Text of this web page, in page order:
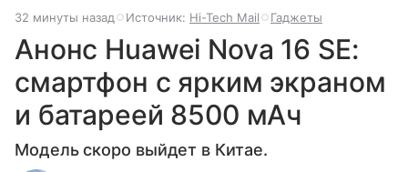
32 минуты назад Источник: Hi-Tech Mail Гаджеты
Анонс Huawei Nova 16 SE:
смартфон с ярким экраном
и батареей 8500 мАч
Модель скоро выйдет в Китае.